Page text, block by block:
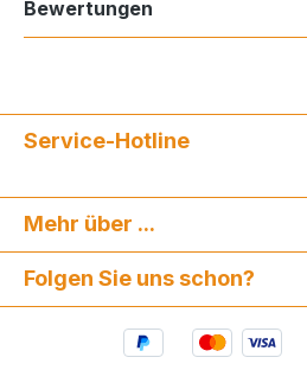
Bewertungen
Service-Hotline
Mehr über ...
Folgen Sie uns schon?